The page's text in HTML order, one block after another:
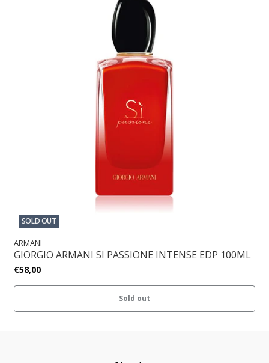
SOLD OUT
ARMANI
GIORGIO ARMANI SI PASSIONE INTENSE EDP 100ML
€58,00
Sold out